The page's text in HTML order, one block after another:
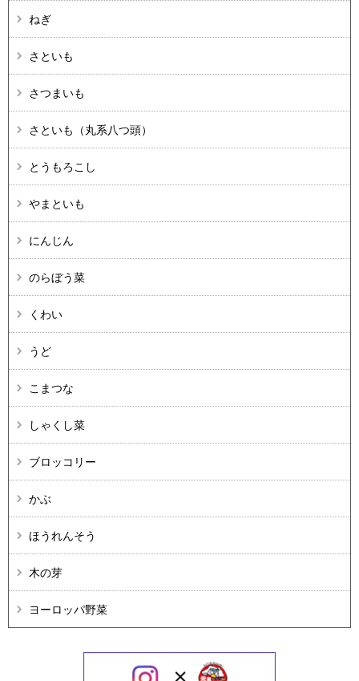
ねぎ
さといも
さつまいも
さといも（丸系八つ頭）
とうもろこし
やまといも
にんじん
のらぼう菜
くわい
うど
こまつな
しゃくし菜
ブロッコリー
かぶ
ほうれんそう
木の芽
ヨーロッパ野菜